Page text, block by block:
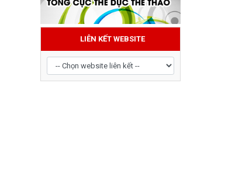
LIÊN KẾT WEBSITE